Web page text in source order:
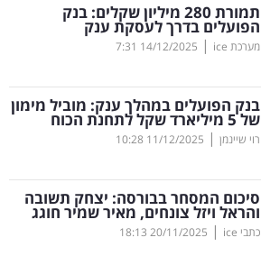
תמורת 280 מיליון שקלים: בנק
הפועלים בדרך לעסקת ענק
מערכת ice |
14/12/2025
7:31
בנק הפועלים במהלך ענק: מוביל מימון
של 5 מיליארד שקל לתחנת הכוח
רוי שיינמן |
11/12/2025
10:28
סיכום המסחר בבורסה: יצחק תשובה
והראל ויזל צונחים, מאיר שמיר חוגג
כתבי ice |
20/11/2025
18:13